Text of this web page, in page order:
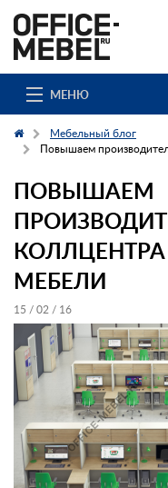
МЕНЮ
Каталог
О компании
Доставка и сборка
Гос. заказчикам
Клиенты
Заказ каталога
Контакты
Заказать обратный звонок
Мебельный блог
Повышаем
ПОВЫШАЕМ
МЕБЕЛИ
15 / 02 / 16